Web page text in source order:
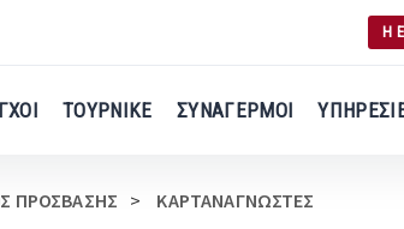
Η
ΤΟΥΡΝΙΚΕ ΣΥΝΑΓΕΡΜΟΙ
ΠΡΟΣΒΑΣΗΣ ΚΑΡΤΑΝΑΓΝΩΣΤΕΣ